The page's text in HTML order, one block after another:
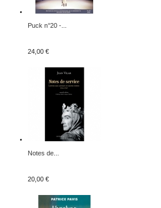
Puck n°20 -...
24,00 €
Notes de...
20,00 €